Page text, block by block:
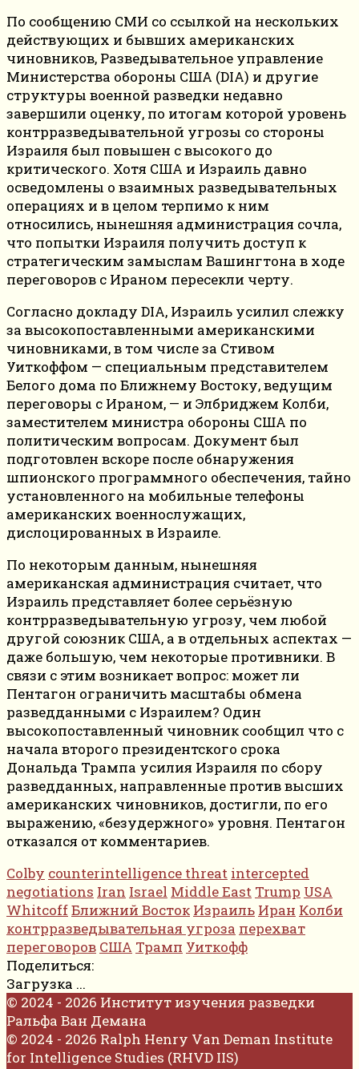
По сообщению СМИ со ссылкой на нескольких
действующих и бывших американских
чиновников, Разведывательное управление
Министерства обороны США (DIA) и другие
структуры военной разведки недавно
завершили оценку, по итогам которой уровень
контрразведывательной угрозы со стороны
Израиля был повышен с высокого до
критического. Хотя США и Израиль давно
осведомлены о взаимных разведывательных
операциях и в целом терпимо к ним
относились, нынешняя администрация сочла,
что попытки Израиля получить доступ к
стратегическим замыслам Вашингтона в ходе
переговоров с Ираном пересекли черту.
Согласно докладу DIA, Израиль усилил слежку
за высокопоставленными американскими
чиновниками, в том числе за Стивом
Уиткоффом — специальным представителем
Белого дома по Ближнему Востоку, ведущим
переговоры с Ираном, — и Элбриджем Колби,
заместителем министра обороны США по
политическим вопросам. Документ был
подготовлен вскоре после обнаружения
шпионского программного обеспечения, тайно
установленного на мобильные телефоны
американских военнослужащих,
дислоцированных в Израиле.
По некоторым данным, нынешняя
американская администрация считает, что
Израиль представляет более серьёзную
контрразведывательную угрозу, чем любой
другой союзник США, а в отдельных аспектах —
даже большую, чем некоторые противники. В
связи с этим возникает вопрос: может ли
Пентагон ограничить масштабы обмена
разведданными с Израилем? Один
высокопоставленный чиновник сообщил что с
начала второго президентского срока
Дональда Трампа усилия Израиля по сбору
разведданных, направленные против высших
американских чиновников, достигли, по его
выражению, «безудержного» уровня. Пентагон
отказался от комментариев.
Colby counterintelligence threat intercepted
negotiations Iran Israel Middle East Trump USA
WhitcoffБлижний Восток Израиль Иран Колби
контрразведывательная угроза перехват
переговоров США Трамп Уиткофф
Поделиться:
Загрузка ...
© 2024 - 2026 Институт изучения разведки
Ральфа Ван Демана
© 2024 - 2026 Ralph Henry Van Deman Institute
for Intelligence Studies (RHVD IIS)